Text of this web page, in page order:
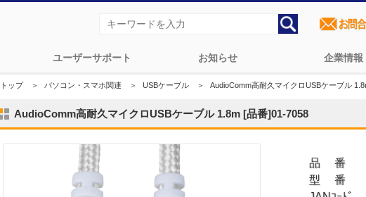
ユーザーサポート お知らせ 企業情報
トップ＞ パソコン・スマホ関連 ＞ USBケーブル ＞ AudioComm高耐久マイクロUSBケーブル
AudioComm高耐久マイクロUSBケーブル 1.8m [品番]01-7058
品 番
型 番